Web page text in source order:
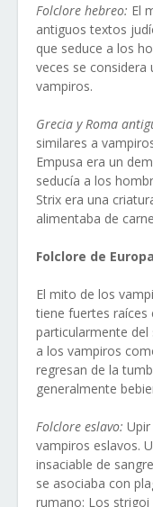
Folclore hebreo: El
antiguos textos
que seduce a los
veces se considera
vampiros.
Grecia y Roma
similares a
Empusa era un
seducía a los
Strix era una
alimentaba de
Folclore de
El mito de los
tiene fuertes raíces
particularmente del
a los vampiros
regresan de la
generalmente
Folclore eslavo:
vampiros eslavos.
insaciable de
se asociaba con
rumano: Los strigoi